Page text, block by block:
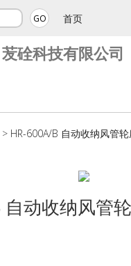
GO 首页
苃硂科技有限公司
> HR-600A/B 自动收纳风管
自动收纳风管